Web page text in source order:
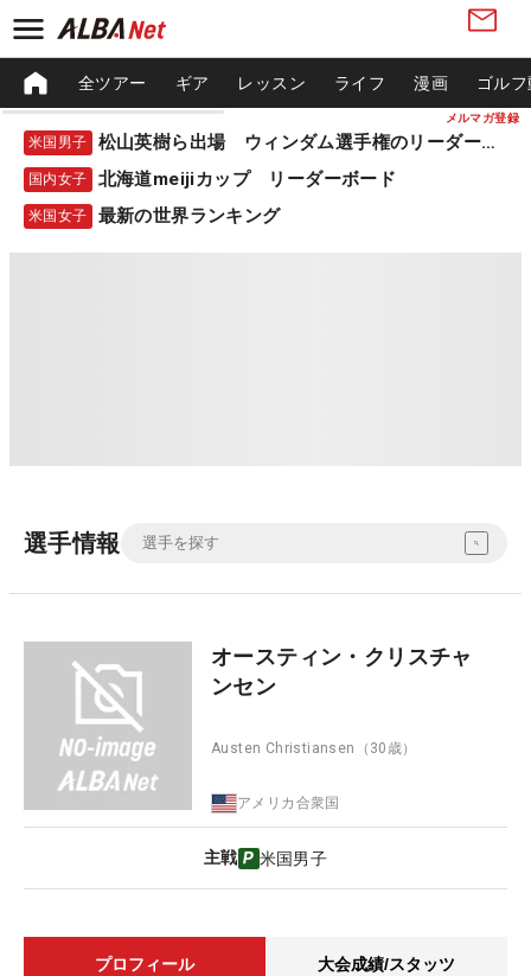
メルマガ登録
全ツアー ギア レッスン ライフ 漫画 ゴル
米国男子 松山英樹ら出場 ウィンダム選手権のリーダーボード
国内女子 北海道meijiカップ リーダーボード
米国女子 最新の世界ランキング
選手情報
オースティン・クリスチャ
ンセン
Austen Christiansen （30歳）
アメリカ合衆国
主戦 米国男子
プロフィール 大会成績/スタッツ